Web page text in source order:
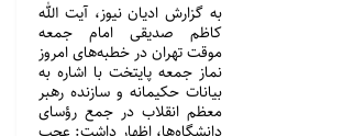
به گزارش ادیان نیوز، آیت الله
کاظم صدیقی امام جمعه
موقت تهران در خطبه‌های امروز
نماز جمعه پایتخت با اشاره به
بیانات حکیمانه و سازنده رهبر
معظم انقلاب در جمع رؤسای